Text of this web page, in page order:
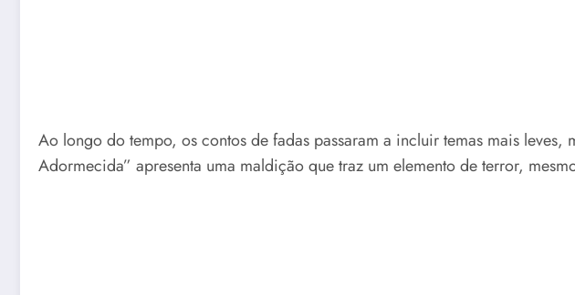
Ao longo do tempo, os contos de fadas passaram a incluir temas mais leves,
Adormecida” apresenta uma maldição que traz um elemento de terror,